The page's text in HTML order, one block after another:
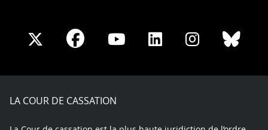
Share
X
Share
Facebook
Share
Youtube
Share
LinkedIn
Share
Instagram
LA COUR DE CASSATION